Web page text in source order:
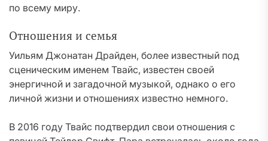
по всему миру.
Отношения и семья
Уильям Джонатан Драйден, более известный под
сценическим именем Твайс, известен своей
энергичной и загадочной музыкой, однако о его
личной жизни и отношениях известно немного.
В 2016 году Твайс подтвердил свои отношения с